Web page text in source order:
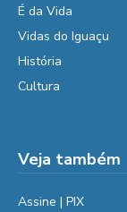
É da Vida
Vidas do Iguaçu
História
Cultura
Veja também
Assine | PIX